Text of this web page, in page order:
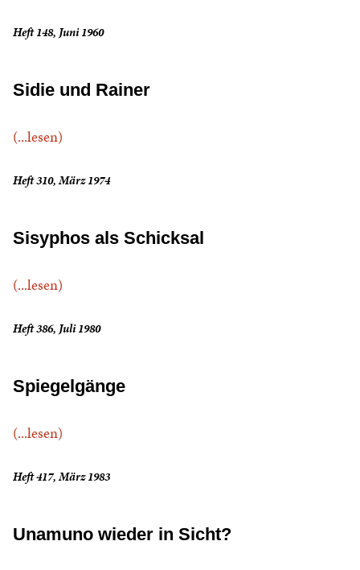
Heft 148, Juni 1960
Sidie und Rainer
(...lesen)
Heft 310, März 1974
Sisyphos als Schicksal
(...lesen)
Heft 386, Juli 1980
Spiegelgänge
(...lesen)
Heft 417, März 1983
Unamuno wieder in Sicht?